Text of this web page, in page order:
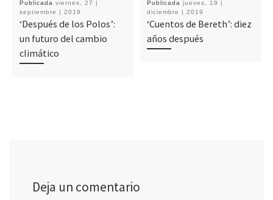
Publicada viernes, 27 |
septiembre | 2019
‘Después de los Polos’:
un futuro del cambio
climático
Publicada jueves, 19 |
diciembre | 2019
‘Cuentos de Bereth’: diez
años después
Deja un comentario